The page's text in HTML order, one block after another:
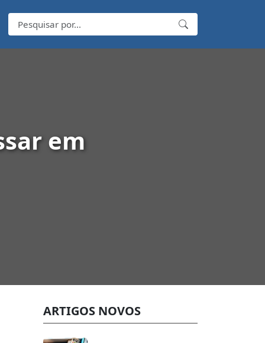
em
ARTIGOS NOVOS